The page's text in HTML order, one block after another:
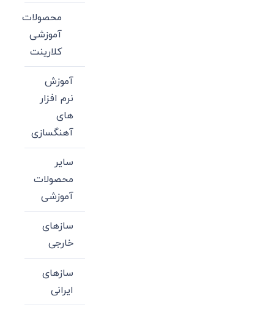
محصولات
آموزشی
کلارینت
آموزش
نرم افزار
های
آهنگسازی
سایر
محصولات
آموزشی
سازهای
خارجی
سازهای
ایرانی